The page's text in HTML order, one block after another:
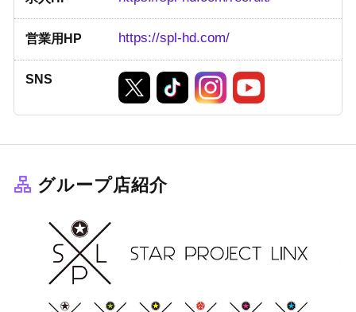
営業用HP https://spl-hd.com/
SNS
グループ店紹介